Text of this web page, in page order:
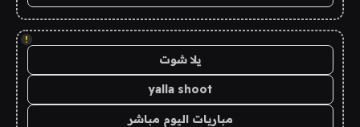
!
يلا شوت
yalla shoot
مباريات اليوم مباشر